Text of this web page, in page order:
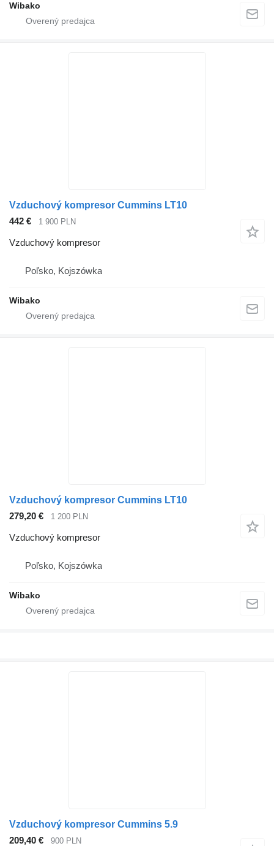
Wibako
Vzduchový kompresor Cummins LT10
442 €
1 900 PLN
Vzduchový kompresor
Poľsko, Kojszówka
Wibako
Vzduchový kompresor Cummins LT10
279,20 €
1 200 PLN
Vzduchový kompresor
Poľsko, Kojszówka
Wibako
Vzduchový kompresor Cummins 5.9
209,40 €
900 PLN